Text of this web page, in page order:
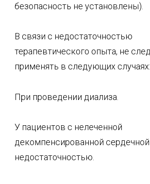
безопасность не установлены).
В связи с недостаточностью
терапевтического опыта, не
применять в следующих случаях:
При проведении диализа.
У пациентов с нелеченной
декомпенсированной сердечной
недостаточностью.